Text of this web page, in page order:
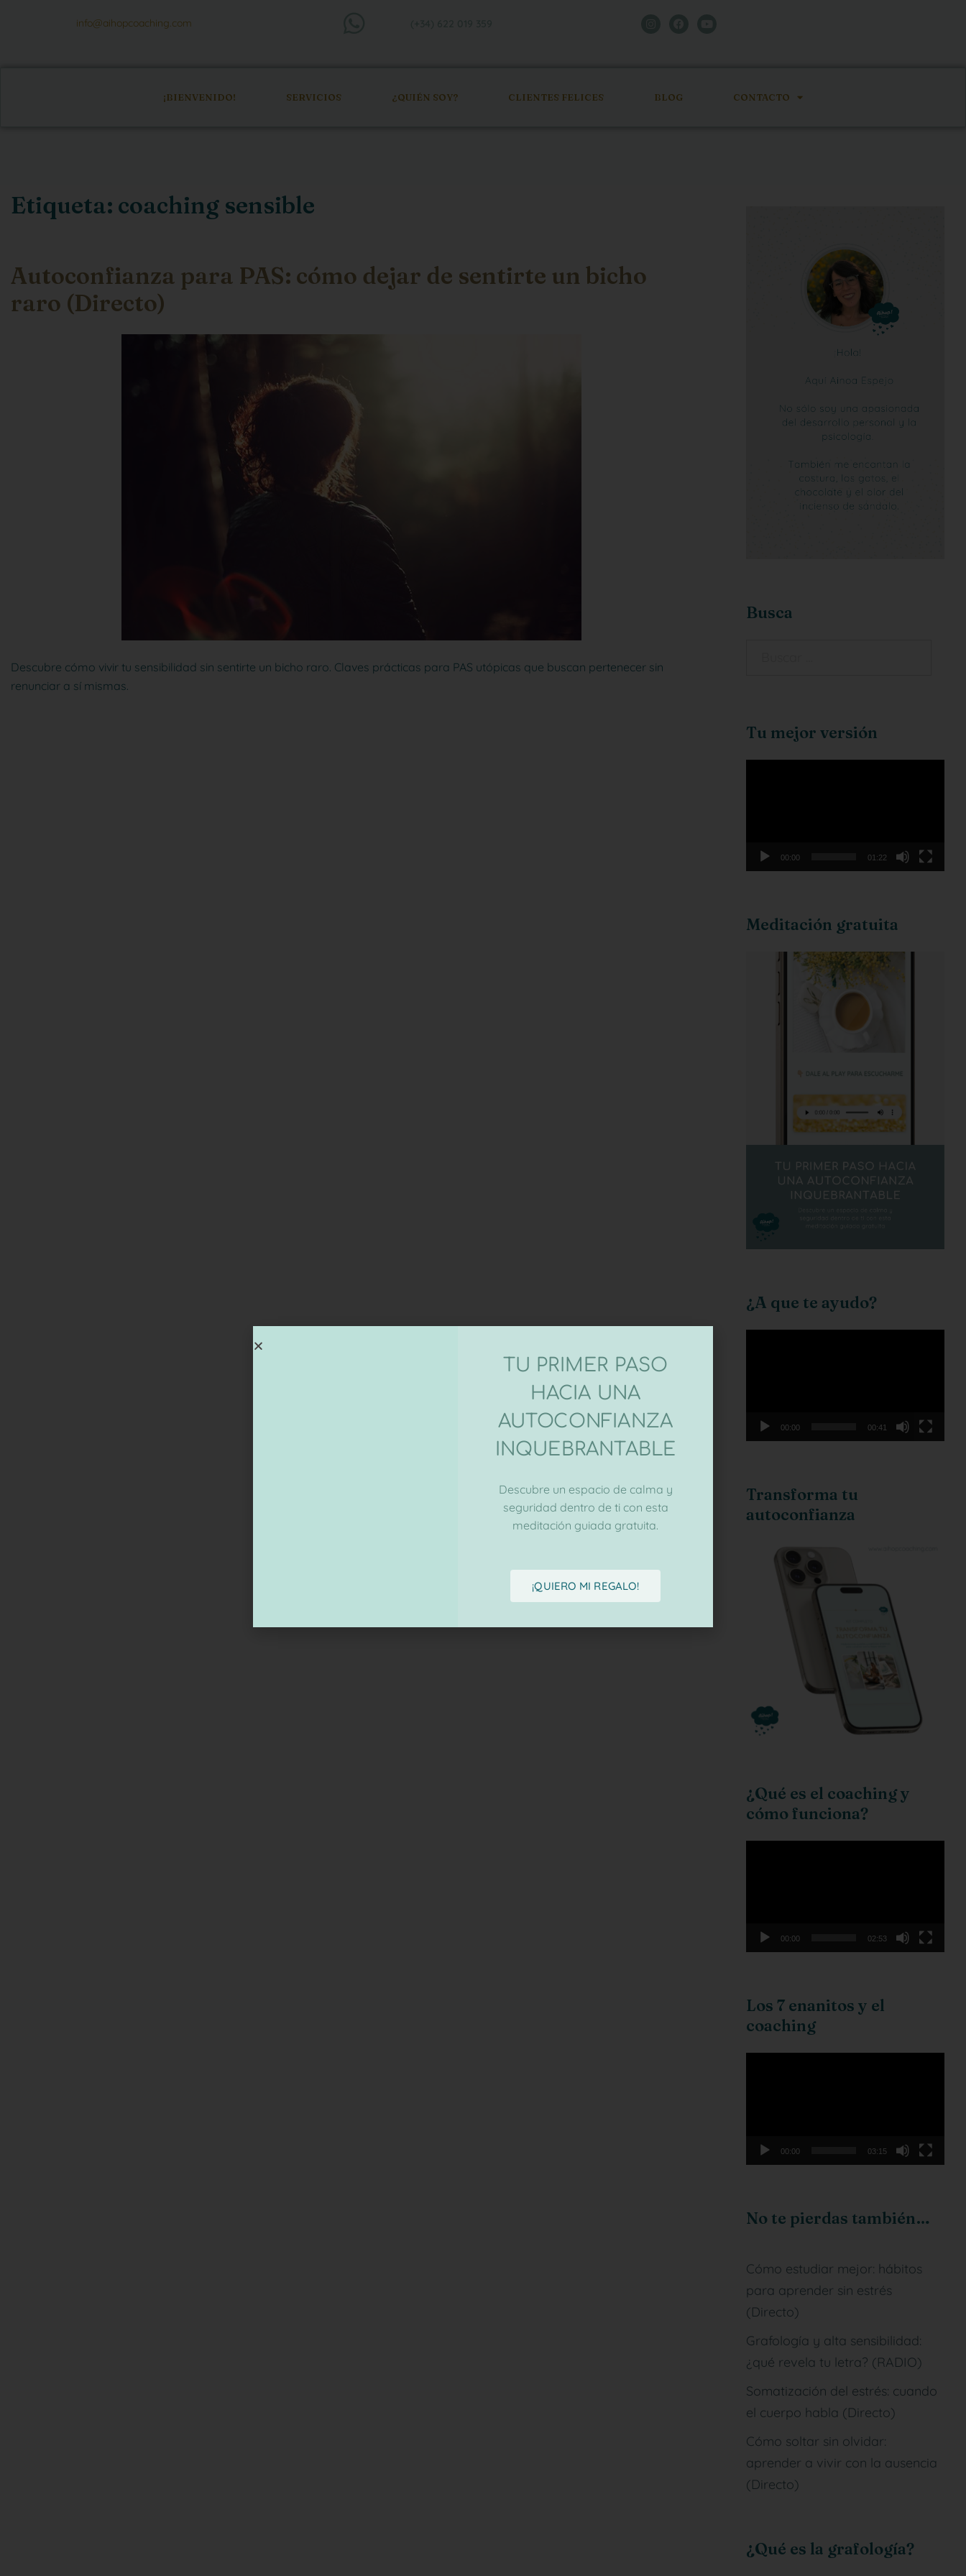
info@aihopcoaching.com
¡BIENVENIDO! SERVICIOS ¿QUIÉN SOY? CLIENTES FELICES BLOG CONTACTO
Etiqueta: coaching sensible
Autoconfianza para PAS: cómo dejar de sentirte un bicho
raro (Directo)
Descubre cómo vivir tu sensibilidad sin sentirte un bicho raro. Claves prácticas para PAS utópicas que buscan pertenecer sin
renunciar a sí mismas.
Busca
Tu mejor versión
00:00 01:22
Meditación gratuita
¿A que te ayudo?
00:00 00:41
Transforma tu
autoconfianza
¿Qué es el coaching y
cómo funciona?
00:00 02:53
Los 7 enanitos y el
coaching
00:00 03:15
No te pierdas también…
Cómo estudiar mejor: hábitos
para aprender sin estrés
(Directo)
Grafología y alta sensibilidad:
¿qué revela tu letra? (RADIO)
Somatización del estrés: cuando
el cuerpo habla (Directo)
Cómo soltar sin olvidar:
aprender a vivir con la ausencia
(Directo)
¿Qué es la grafología?
TU PRIMER PASO
HACIA UNA
AUTOCONFIANZA
INQUEBRANTABLE
Descubre un espacio de calma y
seguridad dentro de ti con esta
meditación guiada gratuita.
¡QUIERO MI REGALO!